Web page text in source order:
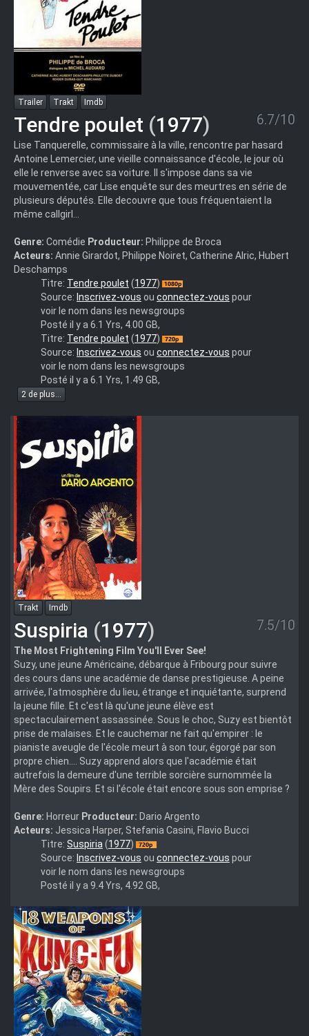
Trailer Trakt Imdb
Tendre poulet (1977) 6.7/10
Lise Tanquerelle, commissaire à la ville, rencontre par hasard
Antoine Lemercier, une vieille connaissance d'école, le jour où
elle le renverse avec sa voiture. Il s'impose dans sa vie
mouvementée, car Lise enquête sur des meurtres en série de
plusieurs députés. Elle decouvre que tous fréquentaient la
même callgirl...
Genre: Comédie Producteur: Philippe de Broca
Acteurs: Annie Girardot, Philippe Noiret, Catherine Alric, Hubert
Deschamps
Tendre.poulet.
(1977).1080p.FRENCH
Titre: Tendre poulet (1977)
Source: Inscrivez-vous ou connectez-vous pour
voir le nom dans les newsgroups
Posté il y a 6.1 Yrs, 4.00 GB,
Tendre.poulet.
(1977).720p.FRENCH
Titre: Tendre poulet (1977)
Source: Inscrivez-vous ou connectez-vous pour
voir le nom dans les newsgroups
Posté il y a 6.1 Yrs, 1.49 GB,
2 de plus...
Trakt Imdb
Suspiria (1977) 7.5/10
The Most Frightening Film You'll Ever See!
Suzy, une jeune Américaine, débarque à Fribourg pour suivre
des cours dans une académie de danse prestigieuse. A peine
arrivée, l'atmosphère du lieu, étrange et inquiétante, surprend
la jeune fille. Et c'est là qu'une jeune élève est
spectaculairement assassinée. Sous le choc, Suzy est bientôt
prise de malaises. Et le cauchemar ne fait qu'empirer : le
pianiste aveugle de l'école meurt à son tour, égorgé par son
propre chien.... Suzy apprend alors que l'académie était
autrefois la demeure d'une terrible sorcière surnommée la
Mère des Soupirs. Et si l'école était encore sous son emprise ?
Genre: Horreur Producteur: Dario Argento
Acteurs: Jessica Harper, Stefania Casini, Flavio Bucci
Suspiria
(1977)
Titre: Suspiria (1977)
Source: Inscrivez-vous ou connectez-vous pour
voir le nom dans les newsgroups
Posté il y a 9.4 Yrs, 4.92 GB,